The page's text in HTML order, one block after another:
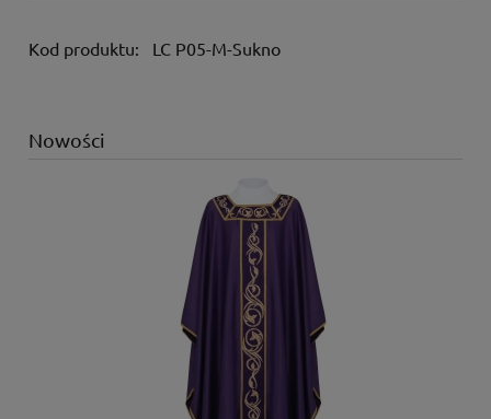
Kod produktu: LC P05-M-Sukno
Nowości